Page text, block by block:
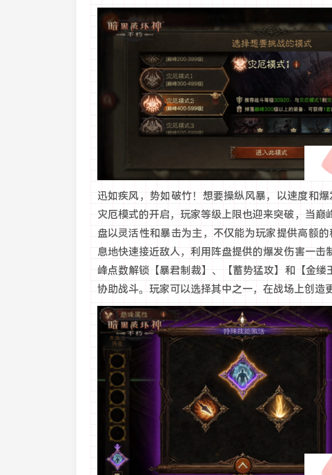
迅如疾风，势如破竹！想要操纵风暴，以速度和
灾厄模式的开启，玩家等级上限也迎来突破，当
盘以灵活性和暴击为主，不仅能为玩家提供高额
息地快速接近敌人，利用阵盘提供的爆发伤害一
峰点数解锁【暴君制裁】、【蓄势猛攻】和【金
协助战斗。玩家可以选择其中之一，在战场上创造